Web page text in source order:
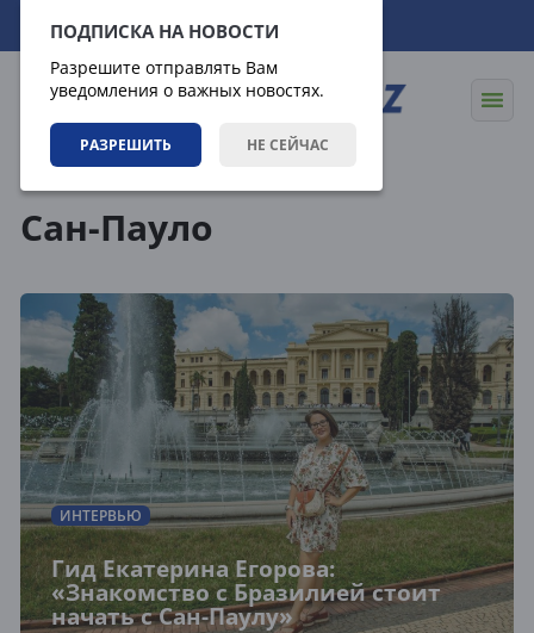
ПОДПИСКА НА НОВОСТИ
Разрешите отправлять Вам
уведомления о важных новостях.
РАЗРЕШИТЬ НЕ СЕЙЧАС
07.08.2026 18:08:03
Сан-Пауло
ИНТЕРВЬЮ
Гид Екатерина Егорова:
«Знакомство с Бразилией стоит
начать с Сан-Паулу»